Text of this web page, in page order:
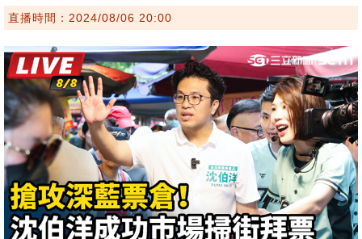
直播時間：2024/08/06 20:00